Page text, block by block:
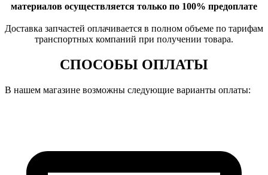
материалов осуществляется только по 100% предоплате
Доставка запчастей оплачивается в полном объеме по тарифам
транспортных компаний при получении товара.
СПОСОБЫ ОПЛАТЫ
В нашем магазине возможны следующие варианты оплаты: